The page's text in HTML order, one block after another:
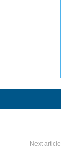
Next article